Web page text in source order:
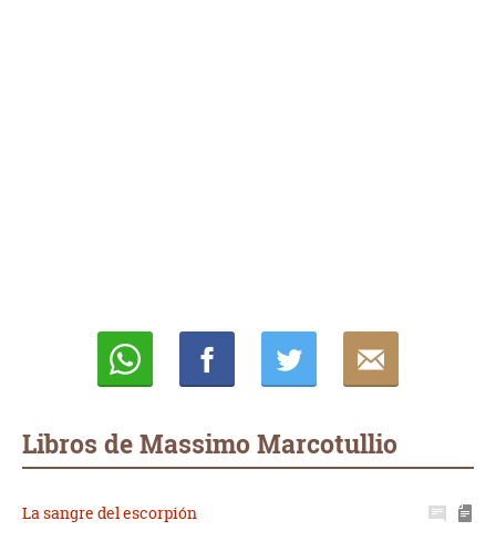
Libros de Massimo Marcotullio
La sangre del escorpión